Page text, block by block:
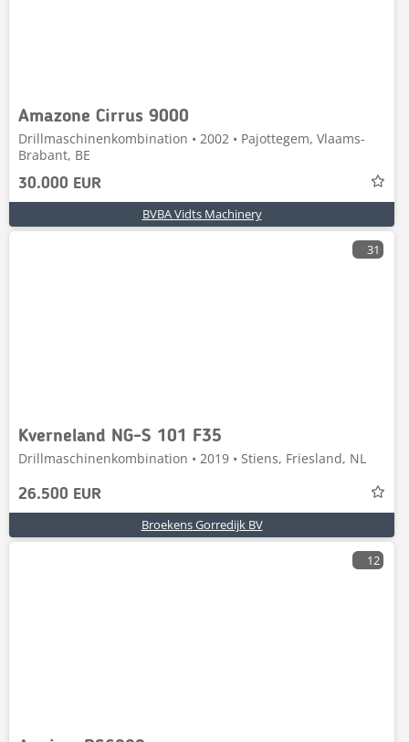
Amazone Cirrus 9000
Drillmaschinenkombination • 2002 • Pajottegem, Vlaams-
Brabant, BE
30.000 EUR
BVBA Vidts Machinery
31
Kverneland NG-S 101 F35
Drillmaschinenkombination • 2019 • Stiens, Friesland, NL
26.500 EUR
Broekens Gorredijk BV
12